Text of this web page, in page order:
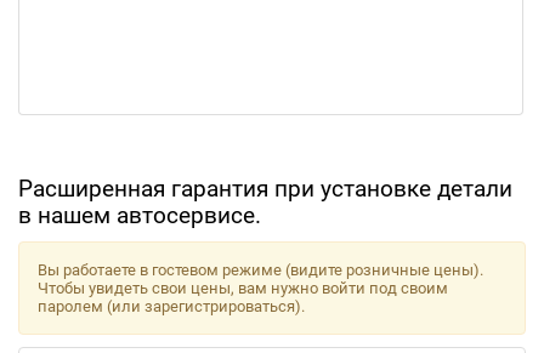
Расширенная гарантия при установке детали
в нашем автосервисе.
Вы работаете в гостевом режиме (видите розничные цены).
Чтобы увидеть свои цены, вам нужно войти под своим
паролем (или зарегистрироваться).